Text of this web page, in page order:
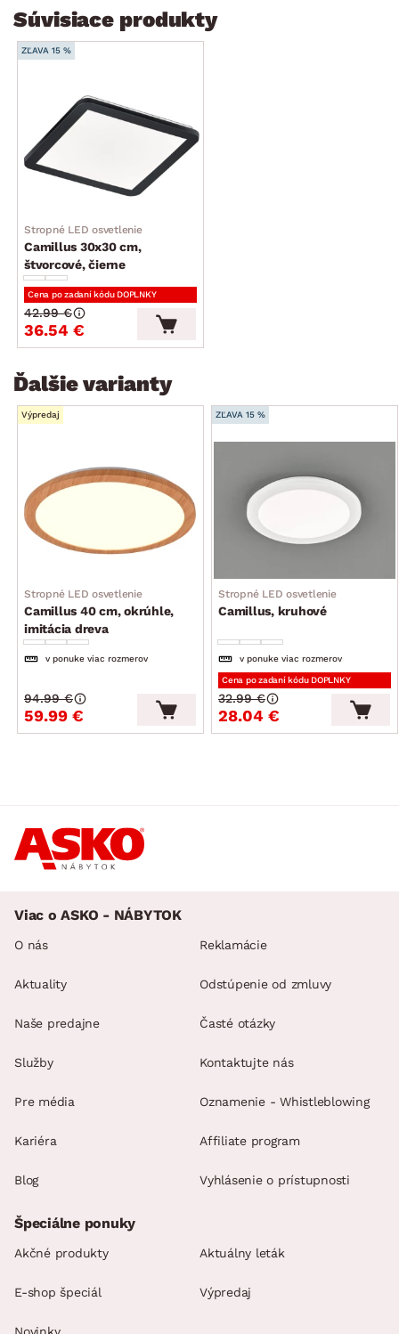
energeticky úsporné
trieda energ. účinnosti: A-A++
trieda ochrany: 2
druh osvetlenia: stropný
štýl: klasický, univerzálny
dodávané v demonte
Súvisiace produkty
ZĽAVA 15 %
Stropné LED osvetlenie
Camillus 30x30 cm,
štvorcové, čierne
Cena po zadaní kódu DOPLNKY
36.54 €
42.99 €
Ďalšie varianty
Výpredaj
Stropné LED osvetlenie
Camillus 40 cm, okrúhle,
imitácia dreva
v ponuke viac rozmerov
59.99 €
94.99 €
ZĽAVA 15 %
Stropné LED osvetlenie
Camillus, kruhové
v ponuke viac rozmerov
Cena po zadaní kódu DOPLNKY
28.04 €
32.99 €
Viac o ASKO - NÁBYTOK
O nás
Aktuality
Naše predajne
Služby
Pre média
Kariéra
Blog
Reklamácie
Odstúpenie od zmluvy
Časté otázky
Kontaktujte nás
Oznamenie - Whistleblowing
Affiliate program
Vyhlásenie o prístupnosti
Špeciálne ponuky
Akčné produkty Aktuálny leták
E-shop špeciál Výpredaj